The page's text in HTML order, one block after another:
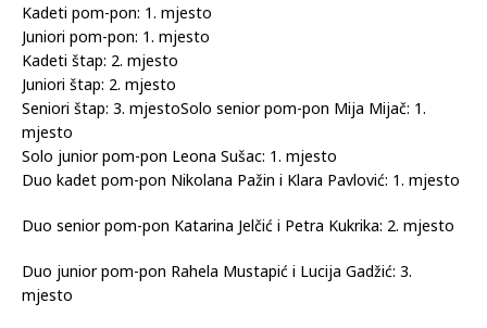
Kadeti pom-pon: 1. mjesto
Juniori pom-pon: 1. mjesto
Kadeti štap: 2. mjesto
Juniori štap: 2. mjesto
Seniori štap: 3. mjestoSolo senior pom-pon Mija Mijač: 1.
mjesto
Solo junior pom-pon Leona Sušac: 1. mjesto
Duo kadet pom-pon Nikolana Pažin i Klara Pavlović: 1. mjesto
Duo senior pom-pon Katarina Jelčić i Petra Kukrika: 2. mjesto
Duo junior pom-pon Rahela Mustapić i Lucija Gadžić: 3.
mjesto